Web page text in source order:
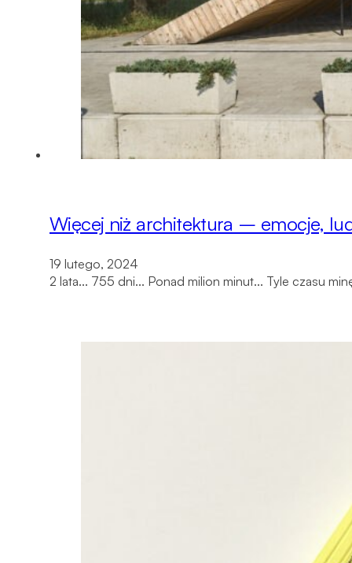
Więcej niż architektura – emocje,
19 lutego, 2024
2 lata... 755 dni... Ponad milion minut... Tyle czasu